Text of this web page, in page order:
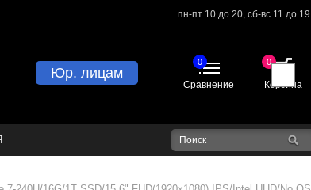
пн-пт 10 до 20, сб-вс 11 до 19
Юр. лицам
0
Корзина
0
Сравнение